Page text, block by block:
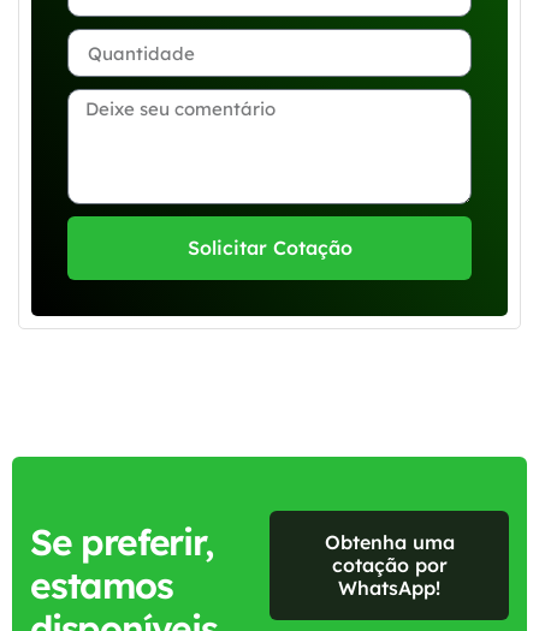
Solicitar Cotação
Se preferir,
estamos
Obtenha uma
cotação por
WhatsApp!